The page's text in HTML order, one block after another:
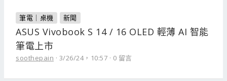
筆電｜桌機 新聞
ASUS Vivobook S 14 / 16 OLED 輕薄 AI 智能
筆電上市
soothepain 3/26/24，10:57 0 留言